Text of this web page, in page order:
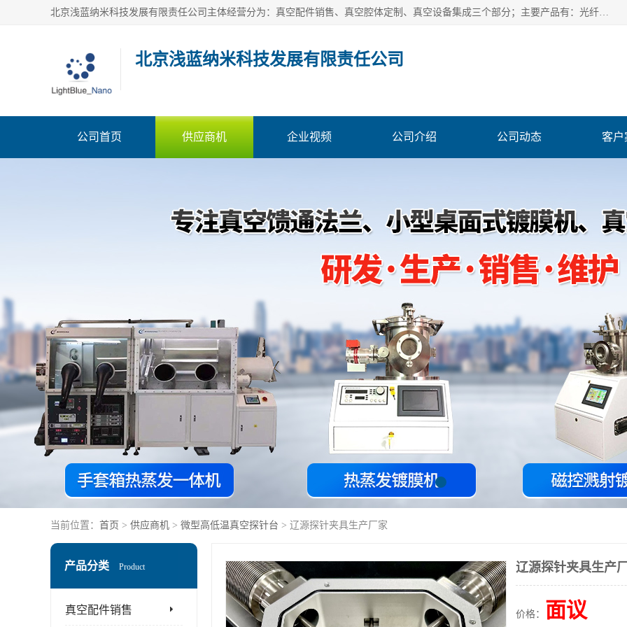
北京浅蓝纳米科技发展有限责任公司主体经营分为：真空配件销售、真空腔体定制、真空设备集成三个部分；主要产品有：光纤真空馈通法兰、光纤真空法兰、光纤法兰、低损耗光纤真空法兰；源瓶、ALD源瓶、MO源瓶、CVD源瓶、50ml源瓶现货、隔膜阀、波纹管密封阀；真空航插电极法兰、电极法兰、真空法兰、信号法兰、陶封电极法兰、D型真空电极；真空腔体定制、磁控溅射、热蒸发镀膜机、PE-CVD、ALD；
北京浅蓝纳米科技发展有限责任公司
公司首页 供应商机 企业视频 公司介绍 公司动态 客户
当前位置： 首页 > 供应商机 > 微型高低温真空探针台 > 辽源探针夹具生产厂家
产品分类 Product
真空配件销售
辽源探针夹具生产
价格： 面议